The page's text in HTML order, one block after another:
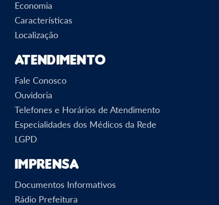
Economia
Características
Localização
Atendimento
Fale Conosco
Ouvidoria
Telefones e Horários de Atendimento
Especialidades dos Médicos da Rede
LGPD
Imprensa
Documentos Informativos
Rádio Prefeitura